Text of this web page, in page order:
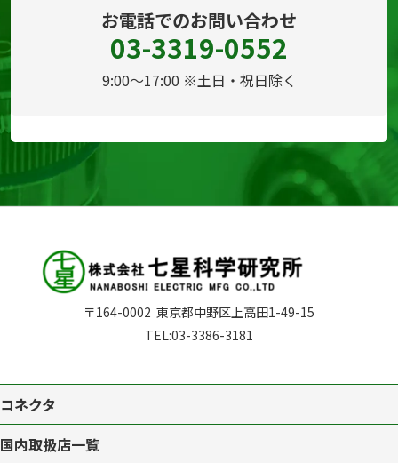
お電話でのお問い合わせ
03-3319-0552
9:00～17:00 ※土日・祝日除く
〒164-0002 東京都中野区上高田1-49-15
TEL:03-3386-3181
コネクタ
国内取扱店一覧